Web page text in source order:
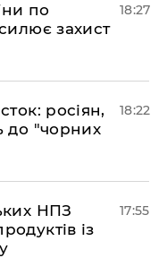
по
захист
18:27
росіян,
до "чорних
18:22
НПЗ
із
17:55